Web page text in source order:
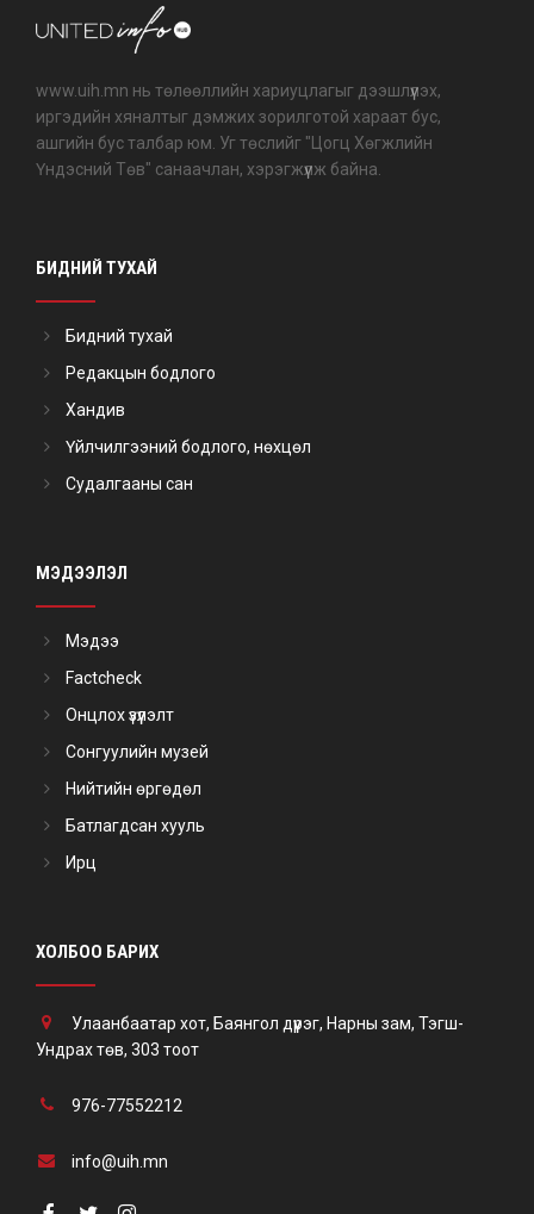
www.uih.mn нь төлөөллийн хариуцлагыг дээшлүүлэх,
иргэдийн хяналтыг дэмжих зорилготой хараат бус,
ашгийн бус талбар юм. Уг төслийг "Цогц Хөгжлийн
Үндэсний Төв" санаачлан, хэрэгжүүлж байна.
БИДНИЙ ТУХАЙ
Бидний тухай
Редакцын бодлого
Хандив
Үйлчилгээний бодлого, нөхцөл
Судалгааны сан
МЭДЭЭЛЭЛ
Мэдээ
Factcheck
Онцлох үзүүлэлт
Сонгуулийн музей
Нийтийн өргөдөл
Батлагдсан хууль
Ирц
ХОЛБОО БАРИХ
Улаанбаатар хот, Баянгол дүүрэг, Нарны зам, Тэгш-
Ундрах төв, 303 тоот
976-77552212
info@uih.mn